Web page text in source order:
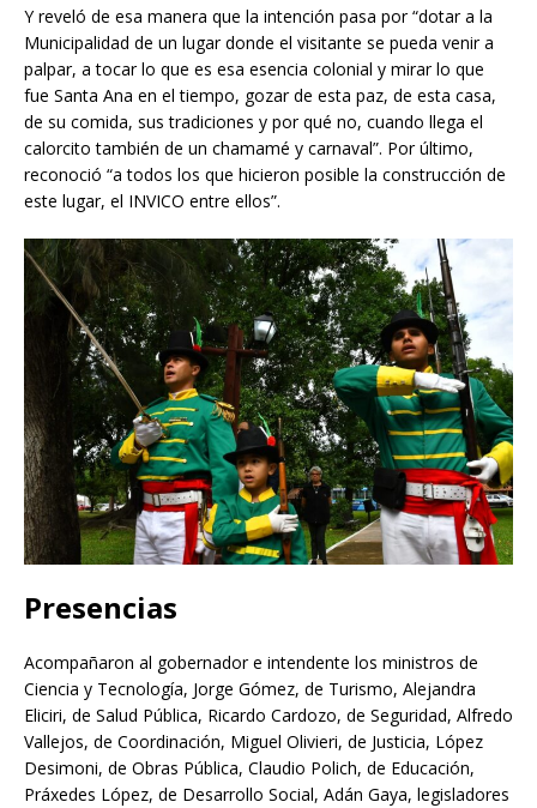
Y reveló de esa manera que la intención pasa por “dotar a la
Municipalidad de un lugar donde el visitante se pueda venir a
palpar, a tocar lo que es esa esencia colonial y mirar lo que
fue Santa Ana en el tiempo, gozar de esta paz, de esta casa,
de su comida, sus tradiciones y por qué no, cuando llega el
calorcito también de un chamamé y carnaval”. Por último,
reconoció “a todos los que hicieron posible la construcción de
este lugar, el INVICO entre ellos”.
Presencias
Acompañaron al gobernador e intendente los ministros de
Ciencia y Tecnología, Jorge Gómez, de Turismo, Alejandra
Eliciri, de Salud Pública, Ricardo Cardozo, de Seguridad, Alfredo
Vallejos, de Coordinación, Miguel Olivieri, de Justicia, López
Desimoni, de Obras Pública, Claudio Polich, de Educación,
Práxedes López, de Desarrollo Social, Adán Gaya, legisladores